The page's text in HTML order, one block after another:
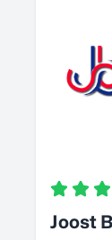
Joost